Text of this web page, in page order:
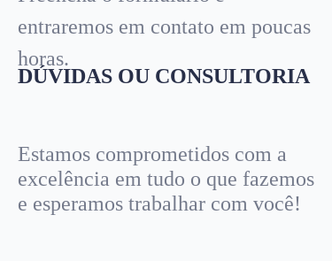
Estamos comprometidos com a
excelência em tudo o que fazemos
e esperamos trabalhar com você!
DÚVIDAS OU CONSULTORIA
entraremos em contato em poucas
horas.